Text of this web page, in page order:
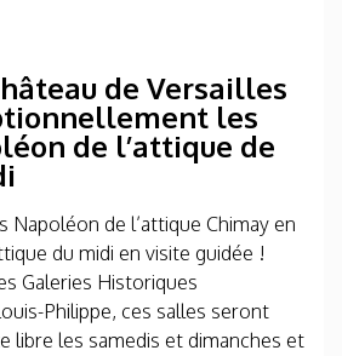
de Versailles
les
de l’attique de
Napoléon de l’attique Chimay en
du midi en visite guidée !
Galeries Historiques
Philippe, ces salles seront
libre les samedis et dimanches et